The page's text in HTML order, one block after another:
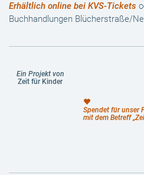
Erhältlich online bei KVS-Tickets
Buchhandlungen Blücherstraße/
Ein Projekt von
Zeit für Kinder
Spendet für unser
mit dem Betreff